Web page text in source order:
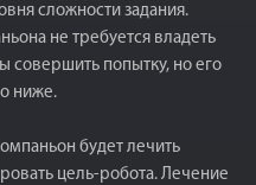
сложности задания.
не требуется владеть
совершить попытку, но его
ниже.
будет лечить
цель-робота. Лечение